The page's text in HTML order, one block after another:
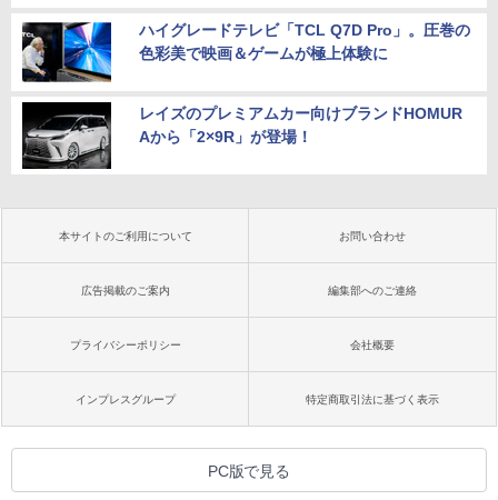
ハイグレードテレビ「TCL Q7D Pro」。圧巻の
色彩美で映画＆ゲームが極上体験に
レイズのプレミアムカー向けブランドHOMUR
Aから「2×9R」が登場！
本サイトのご利用について お問い合わせ
広告掲載のご案内 編集部へのご連絡
プライバシーポリシー 会社概要
インプレスグループ 特定商取引法に基づく表示
PC版で見る